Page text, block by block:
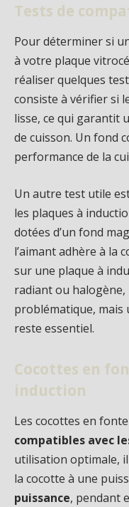
Tests de
Pour déterminer si
à votre plaque
réaliser quelques
consiste à vérifier si
lisse, ce qui garantit
de cuisson. Un fond
performance de la
Un autre test utile
les plaques à
dotées d’un fond
l’aimant adhère à la
sur une plaque à
radiant ou
problématique,
reste essentiel.
Cocottes en
induction
Les cocottes en
compatibles avec
utilisation optimale,
la cocotte à une
puissance, pendant